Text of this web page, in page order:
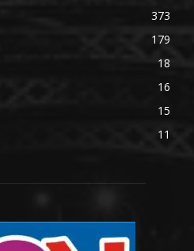
373
179
18
16
15
11